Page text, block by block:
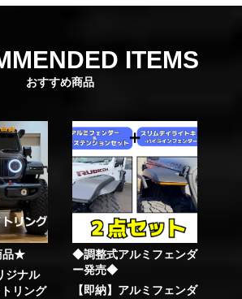
ITEMS
おすすめ商品
品★
ジナル
リング
◆調整式アルミフェンダ
ー発売◆
【即納】アルミフェンダ